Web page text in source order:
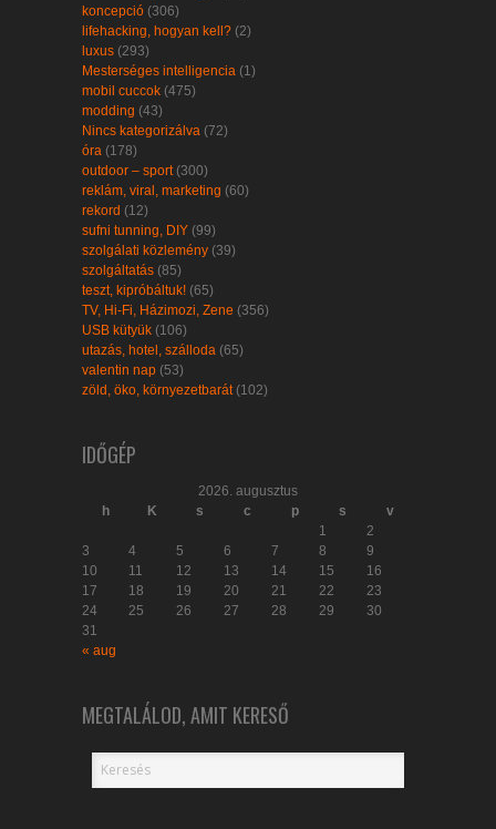
koncepció (306)
lifehacking, hogyan kell? (2)
luxus (293)
Mesterséges intelligencia (1)
mobil cuccok (475)
modding (43)
Nincs kategorizálva (72)
óra (178)
outdoor – sport (300)
reklám, viral, marketing (60)
rekord (12)
sufni tunning, DIY (99)
szolgálati közlemény (39)
szolgáltatás (85)
teszt, kipróbáltuk! (65)
TV, Hi-Fi, Házimozi, Zene (356)
USB kütyük (106)
utazás, hotel, szálloda (65)
valentin nap (53)
zöld, öko, környezetbarát (102)
IDŐGÉP
2026. augusztus
h
K s c p s
v
1
2
3
4 5 6 7 8
9
10
11 12 13 14 15
16
17
18 19 20 21 22
23
24
25 26 27 28 29
30
31
« aug
MEGTALÁLOD, AMIT KERESŐ